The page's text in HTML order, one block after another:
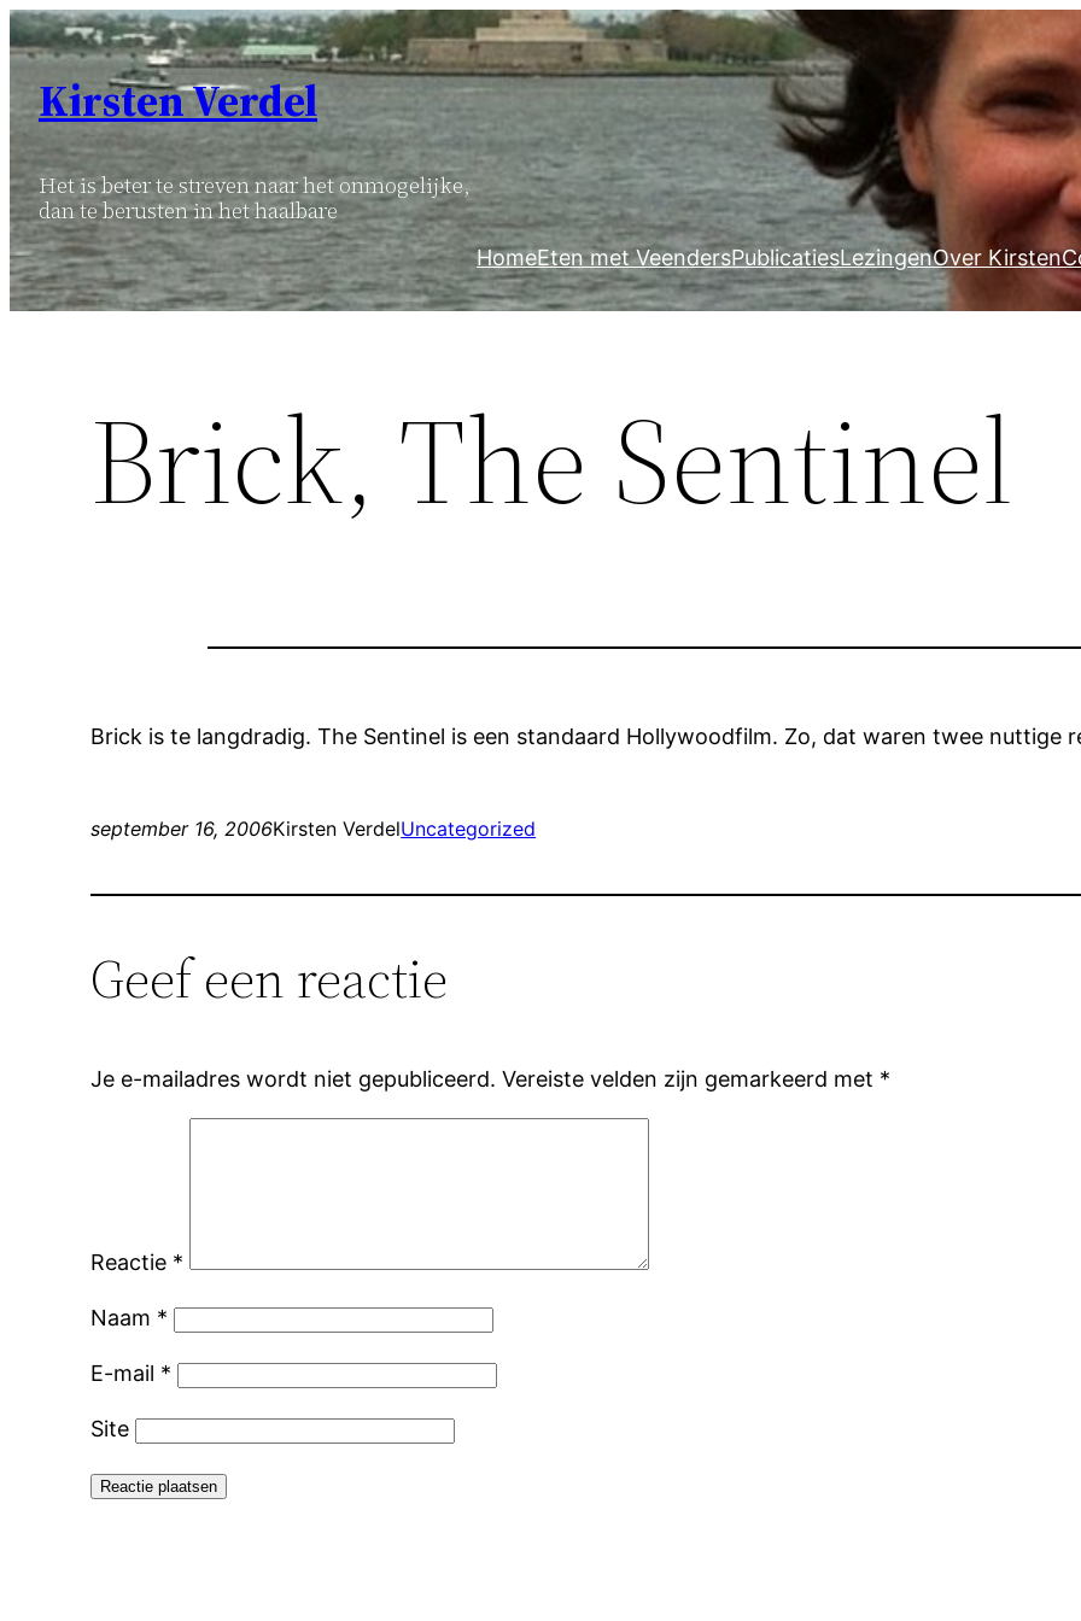
Ga
naar
inhoud
Kirsten Verdel
Het is beter te streven naar het onmogelijke,
dan te berusten in het haalbare
HomeEten met VeendersPublicatiesLezingenOver Kirsten
Brick, The Sentinel
Brick is te langdradig. The Sentinel is een standaard Hollywoodfilm. Zo, dat waren twee nuttige
september 16, 2006Kirsten VerdelUncategorized
Geef een reactie
Je e-mailadres wordt niet gepubliceerd. Vereiste velden zijn gemarkeerd met *
Reactie *
Naam *
E-mail *
Site